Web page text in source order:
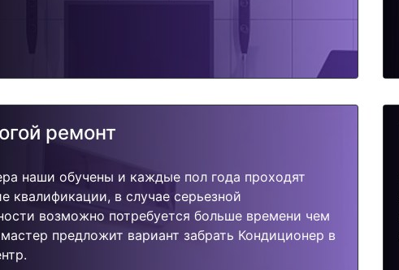
ремонт
наши обучены и каждые пол года проходят
квалификации, в случае серьезной
возможно потребуется больше времени чем
предложит вариант забрать Кондиционер в